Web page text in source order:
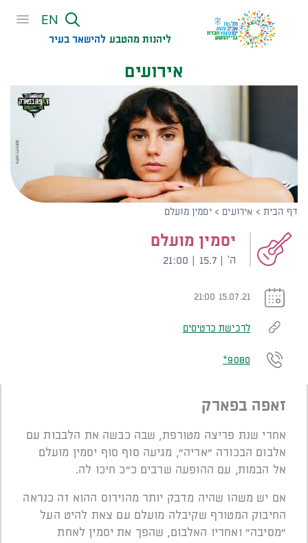
לִנְגִישׁוּת
EN
ליהנות מהטבע להישאר בעיר​
אירועים
דף הבית > אירועים >יסמין מועלם
יסמין מועלם
ה' | 15.7 | 21:00
15.07.21 21:00
לרכישת כרטיסים
9080*
זאפה בפארק
אחרי שנת פריצה מטורפת, שבה כבשה את הלבבות עם
אלבום הבכורה "אריה", מגיעה סוף סוף יסמין מועלם
אל הבמות, עם ההופעה שרבים כ"כ חיכו לה.
אם יש משהו שהיה מדבק יותר מהוירוס ההוא זה כנראה
החיבוק המטורף שקיבלה מועלם עם צאת להיט העל
"מסיבה" ואחריו האלבום, שהפך את יסמין לאחת